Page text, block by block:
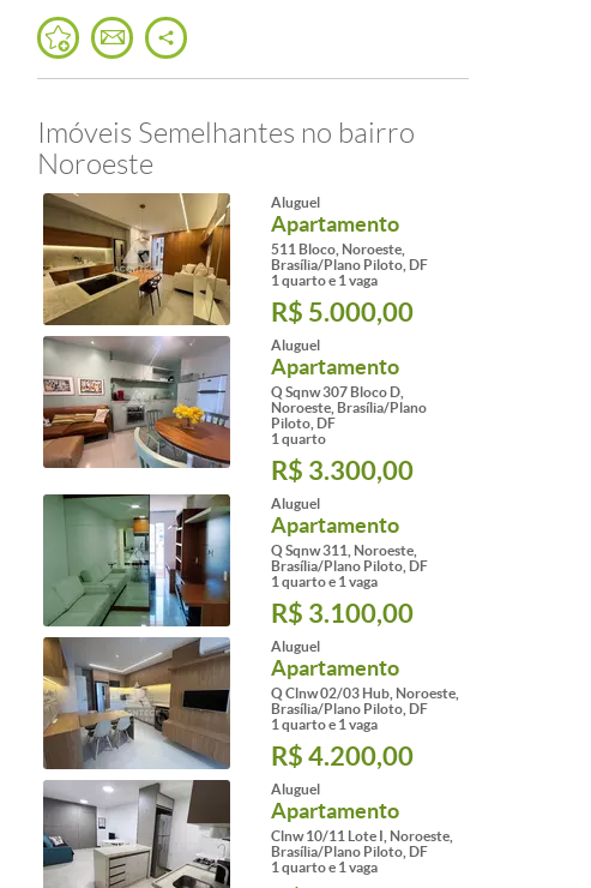
Imóveis Semelhantes no bairro
Noroeste
Aluguel
Apartamento
511 Bloco, Noroeste,
Brasília/Plano Piloto, DF
1 quarto e 1 vaga
R$ 5.000,00
Aluguel
Apartamento
Q Sqnw 307 Bloco D,
Noroeste, Brasília/Plano
Piloto, DF
1 quarto
R$ 3.300,00
Aluguel
Apartamento
Q Sqnw 311, Noroeste,
Brasília/Plano Piloto, DF
1 quarto e 1 vaga
R$ 3.100,00
Aluguel
Apartamento
Q Clnw 02/03 Hub, Noroeste,
Brasília/Plano Piloto, DF
1 quarto e 1 vaga
R$ 4.200,00
Aluguel
Apartamento
Clnw 10/11 Lote I, Noroeste,
Brasília/Plano Piloto, DF
1 quarto e 1 vaga